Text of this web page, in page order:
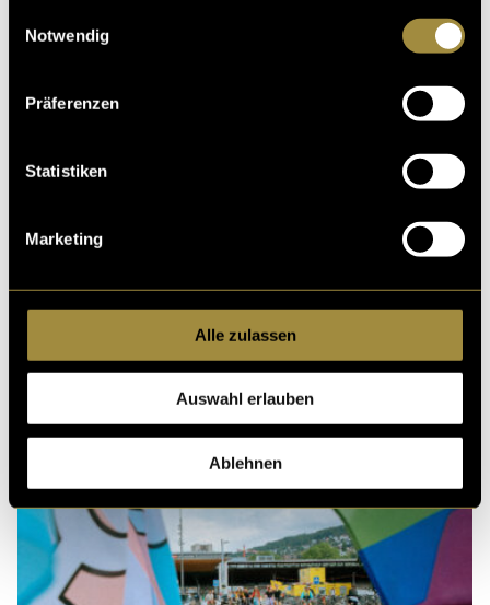
Notwendig
Präferenzen
Statistiken
Marketing
Alle zulassen
Auswahl erlauben
Ablehnen